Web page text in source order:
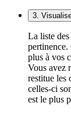
3.
La liste
plus à vos
Vous avez
restitue les
celles-ci
est le plus